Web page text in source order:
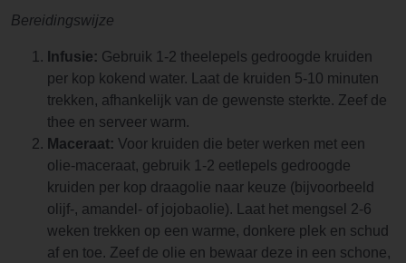
Bereidingswijze
Infusie: Gebruik 1-2 theelepels gedroogde kruiden
per kop kokend water. Laat de kruiden 5-10 minuten
trekken, afhankelijk van de gewenste sterkte. Zeef de
thee en serveer warm.
Maceraat: Voor kruiden die beter werken met een
olie-maceraat, gebruik 1-2 eetlepels gedroogde
kruiden per kop draagolie naar keuze (bijvoorbeeld
olijf-, amandel- of jojobaolie). Laat het mengsel 2-6
weken trekken op een warme, donkere plek en schud
af en toe. Zeef de olie en bewaar deze in een schone,